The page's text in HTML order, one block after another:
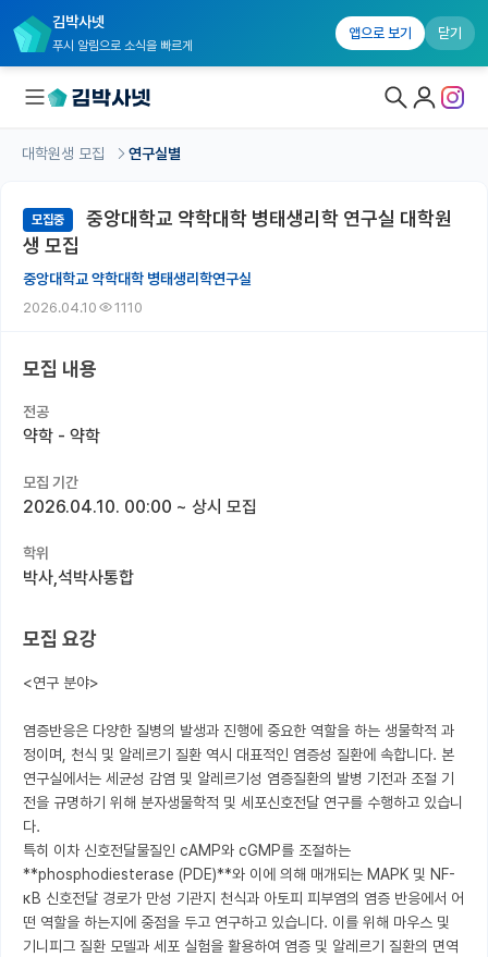
김박사넷
푸시 알림으로 소식을 빠르게
앱으로 보기 닫기
대학원생 모집 홈
기관별 모집 정보
연구실별 모집 정보
전공별 모집 정보
국내대학원 정보
연구실&오픈랩
커리어
재팬라운지 🌸
대학원생 모집 연구실별
모집중
중앙대학교 약학대학 병태생리학 연구실 대학원
생 모집
중앙대학교 약학대학 병태생리학연구실
2026.04.10 1110
모집 내용
전공
약학 - 약학
모집 기간
2026.04.10. 00:00 ~ 상시 모집
학위
박사,석박사통합
모집 요강
<연구 분야>
염증반응은 다양한 질병의 발생과 진행에 중요한 역할을 하는 생물학적 과
정이며, 천식 및 알레르기 질환 역시 대표적인 염증성 질환에 속합니다. 본
연구실에서는 세균성 감염 및 알레르기성 염증질환의 발병 기전과 조절 기
전을 규명하기 위해 분자생물학적 및 세포신호전달 연구를 수행하고 있습니
다.
특히 이차 신호전달물질인 cAMP와 cGMP를 조절하는
**phosphodiesterase (PDE)**와 이에 의해 매개되는 MAPK 및 NF-
κB 신호전달 경로가 만성 기관지 천식과 아토피 피부염의 염증 반응에서 어
떤 역할을 하는지에 중점을 두고 연구하고 있습니다. 이를 위해 마우스 및
기니피그 질환 모델과 세포 실험을 활용하여 염증 및 알레르기 질환의 면역